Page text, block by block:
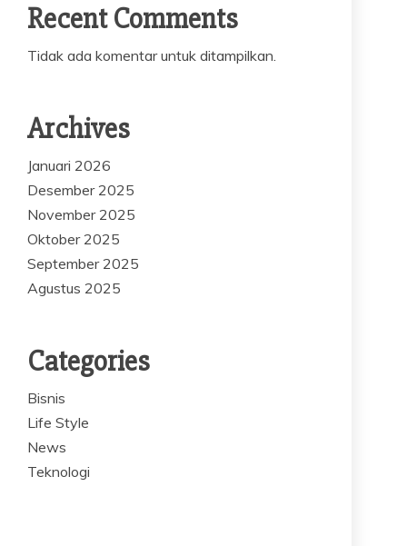
Recent Comments
Tidak ada komentar untuk ditampilkan.
Archives
Januari 2026
Desember 2025
November 2025
Oktober 2025
September 2025
Agustus 2025
Categories
Bisnis
Life Style
News
Teknologi